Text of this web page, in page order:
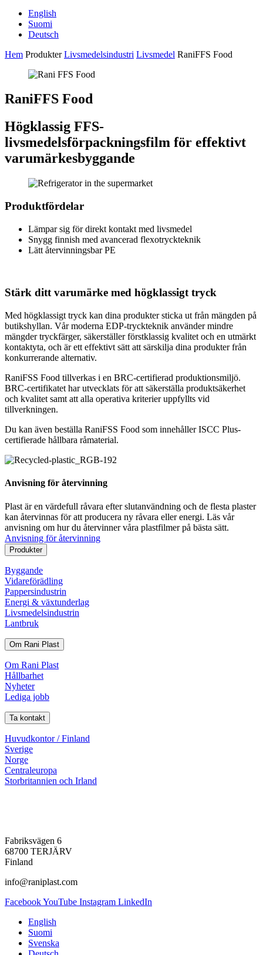
English
Suomi
Deutsch
Hem Produkter Livsmedelsindustri Livsmedel RaniFFS Food
RaniFFS Food
Högklassig FFS-
livsmedelsförpackningsfilm för effektivt
varumärkesbyggande
Produktfördelar
Lämpar sig för direkt kontakt med livsmedel
Snygg finnish med avancerad flexotryckteknik
Lätt återvinningsbar PE
Stärk ditt varumärke med högklassigt tryck
Med högklassigt tryck kan dina produkter sticka ut från mängden på
butikshyllan. Vår moderna EDP-tryckteknik använder mindre
mängder tryckfärger, säkerställer förstklassig kvalitet och en utmärkt
kontaktyta, och är ett effektivt sätt att särskilja dina produkter från
konkurrerande alternativ.
RaniFSS Food tillverkas i en BRC-certifierad produktionsmiljö.
BRC-certifikatet har utvecklats för att säkerställa produktsäkerhet
och kvalitet samt att alla operativa kriterier uppfyllts vid
tillverkningen.
Du kan även beställa RaniFSS Food som innehåller ISCC Plus-
certifierade hållbara råmaterial.
Anvisning för återvinning
Plast är en värdefull råvara efter slutanvändning och de flesta plaster
kan återvinnas för att producera ny råvara eller energi. Läs vår
anvisning om hur du återvinner våra plastfilmer på bästa sätt.
Anvisning för återvinning
Produkter
Byggande
Vidareförädling
Pappersindustrin
Energi & växtunderlag
Livsmedelsindustrin
Lantbruk
Om Rani Plast
Om Rani Plast
Hållbarhet
Nyheter
Lediga jobb
Ta kontakt
Huvudkontor / Finland
Sverige
Norge
Centraleuropa
Storbritannien och Irland
Fabriksvägen 6
68700 TERJÄRV
Finland
info@raniplast.com
FacebookYouTube Instagram LinkedIn
English
Suomi
Svenska